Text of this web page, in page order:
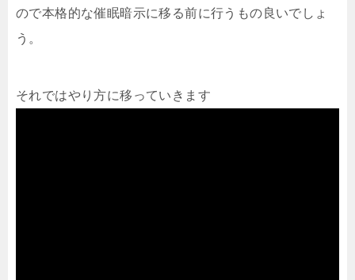
ので本格的な催眠暗示に移る前に行うもの良いでしょ
う。
それではやり方に移っていきます